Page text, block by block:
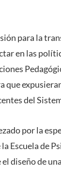
para la
en las
del
por la
Escuela de
diseño de